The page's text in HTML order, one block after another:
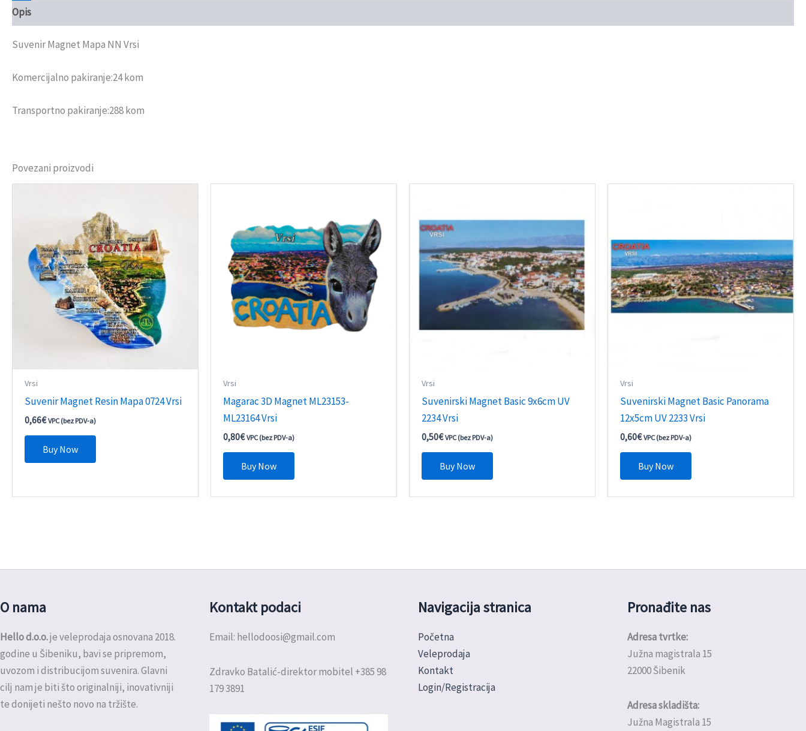
Opis
Suvenir Magnet Mapa NN Vrsi
Komercijalno pakiranje:24 kom
Transportno pakiranje:288 kom
Povezani proizvodi
Vrsi
Suvenir Magnet Resin Mapa 0724 Vrsi
0,66€ VPC (bez PDV-a)
Buy Now
Vrsi
Magarac 3D Magnet ML23153-
ML23164 Vrsi
0,80€ VPC (bez PDV-a)
Buy Now
Vrsi
Suvenirski Magnet Basic 9x6cm UV
2234 Vrsi
0,50€ VPC (bez PDV-a)
Buy Now
Vrsi
Suvenirski Magnet Basic Panorama
12x5cm UV 2233 Vrsi
0,60€ VPC (bez PDV-a)
Buy Now
O nama
Hello d.o.o.je veleprodaja osnovana 2018.
godine u Šibeniku, bavi se pripremom,
uvozom i distribucijom suvenira. Glavni
cilj nam je biti što originalniji, inovativniji
te donijeti nešto novo na tržište.
Kontakt podaci
Email: hellodoosi@gmail.com
Zdravko Batalić-direktor mobitel +385 98
179 3891
Navigacija stranica
Početna
Veleprodaja
Kontakt
Login/Registracija
Pronađite nas
Adresa tvrtke:
Južna magistrala 15
22000 Šibenik
Adresa skladišta:
Južna Magistrala 15